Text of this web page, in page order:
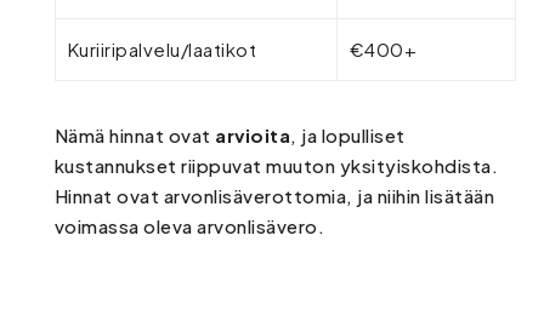
Kuriiripalvelu/laatikot €400+
Nämä hinnat ovat arvioita , ja lopulliset
kustannukset riippuvat muuton yksityiskohdista.
Hinnat ovat arvonlisäverottomia, ja niihin lisätään
voimassa oleva arvonlisävero.